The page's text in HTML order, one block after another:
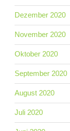
Dezember 2020
November 2020
Oktober 2020
September 2020
August 2020
Juli 2020